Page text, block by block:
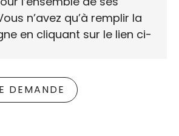
n’avez qu’à remplir la
en cliquant sur le lien ci-
DEMANDE